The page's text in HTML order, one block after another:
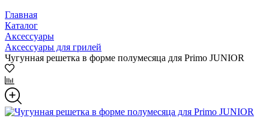
Главная
Каталог
Аксессуары
Аксессуары для грилей
Чугунная решетка в форме полумесяца для Primo JUNIOR